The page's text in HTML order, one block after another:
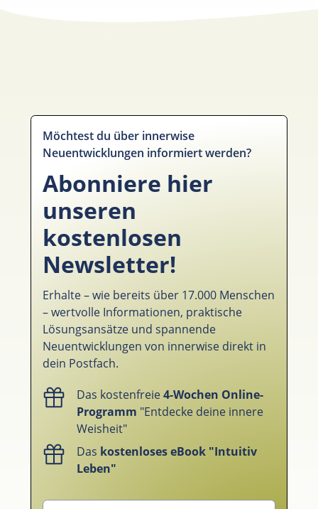
Möchtest du über innerwise
Neuentwicklungen informiert werden?
Abonniere hier
unseren
kostenlosen
Newsletter!
Erhalte – wie bereits über 17.000 Menschen
– wertvolle Informationen, praktische
Lösungsansätze und spannende
Neuentwicklungen von innerwise direkt in
dein Postfach.
Das kostenfreie4-Wochen Online-
Programm "Entdecke deine innere
Weisheit"
Das kostenloses eBook "Intuitiv
Leben"